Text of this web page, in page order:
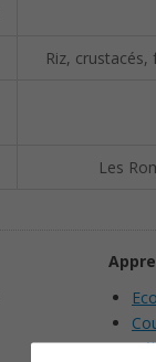
Riz,
Les